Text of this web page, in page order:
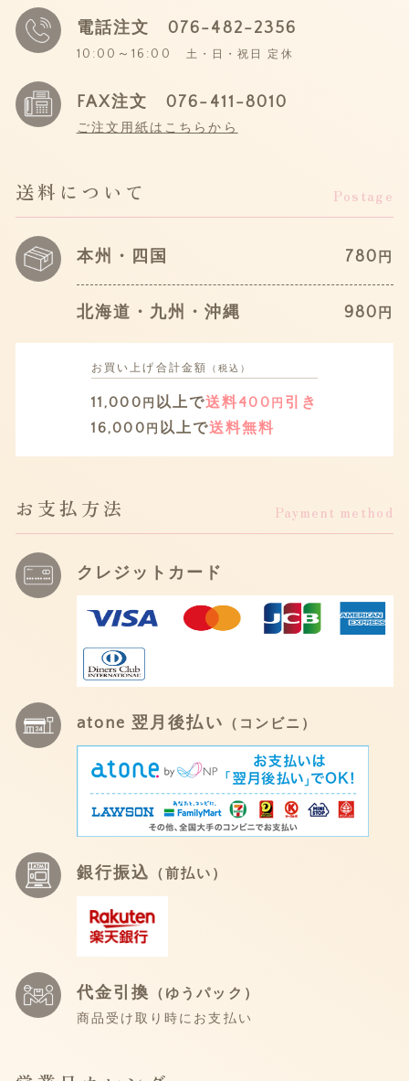
電話注文076-482-2356
10:00～16:00 土・日・祝日 定休
FAX注文 076-411-8010
ご注文用紙はこちらから
送料について Postage
本州・四国 780 円
北海道・九州・沖縄 980 円
お買い上げ 合計金額 （税込）
11,000 円 以上で送料400 円 引き
16,000 円 以上で送料無料
お支払方法 Payment method
クレジットカード
atone 翌月後払い （コンビニ）
銀行振込 （前払い）
代金引換 （ゆうパック）
商品受け取り時にお支払い